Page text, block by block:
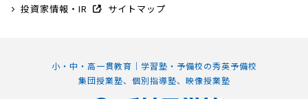
小・中・高一貫教育｜学習塾・予備校の秀英予備校
集団授業塾、個別指導塾、映像授業塾
投資家情報・IR
サイトマップ